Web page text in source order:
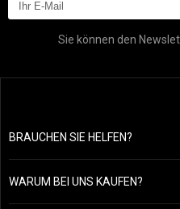
Sie können den
BRAUCHEN SIE HELFEN?
info@mapeja.de
Wir werden
WARUM BEI UNS KAUFEN?
Allgemeine
Übersicht über
Unsere